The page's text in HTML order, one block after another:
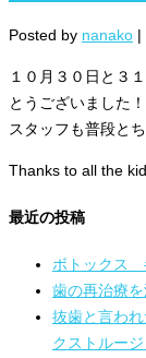
Posted by nanako |
１０月３０日と３
とうございました！
スタッフも普段と
Thanks to all the
最近の投稿
ボトックス
歯の再治療
抜歯と言わ
クストルージ